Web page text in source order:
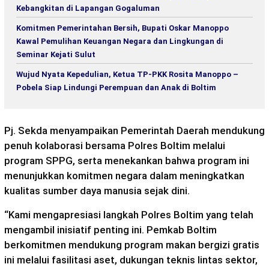
Kebangkitan di Lapangan Gogaluman
Komitmen Pemerintahan Bersih, Bupati Oskar Manoppo
Kawal Pemulihan Keuangan Negara dan Lingkungan di
Seminar Kejati Sulut
Wujud Nyata Kepedulian, Ketua TP-PKK Rosita Manoppo –
Pobela Siap Lindungi Perempuan dan Anak di Boltim
Pj. Sekda menyampaikan Pemerintah Daerah mendukung
penuh kolaborasi bersama Polres Boltim melalui
program SPPG, serta menekankan bahwa program ini
menunjukkan komitmen negara dalam meningkatkan
kualitas sumber daya manusia sejak dini.
“Kami mengapresiasi langkah Polres Boltim yang telah
mengambil inisiatif penting ini. Pemkab Boltim
berkomitmen mendukung program makan bergizi gratis
ini melalui fasilitasi aset, dukungan teknis lintas sektor,